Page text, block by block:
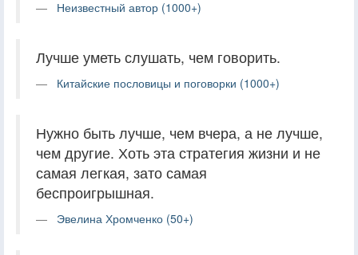
Неизвестный автор (1000+)
Лучше уметь слушать, чем говорить.
Китайские пословицы и поговорки (1000+)
Нужно быть лучше, чем вчера, а не лучше,
чем другие. Хоть эта стратегия жизни и не
самая легкая, зато самая
беспроигрышная.
Эвелина Хромченко (50+)